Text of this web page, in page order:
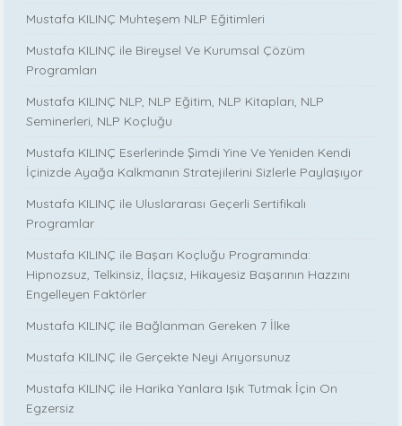
Mustafa KILINÇ Muhteşem NLP Eğitimleri
Mustafa KILINÇ ile Bireysel Ve Kurumsal Çözüm
Programları
Mustafa KILINÇ NLP, NLP Eğitim, NLP Kitapları, NLP
Seminerleri, NLP Koçluğu
Mustafa KILINÇ Eserlerinde Şimdi Yine Ve Yeniden Kendi
İçinizde Ayağa Kalkmanın Stratejilerini Sizlerle Paylaşıyor
Mustafa KILINÇ ile Uluslararası Geçerli Sertifikalı
Programlar
Mustafa KILINÇ ile Başarı Koçluğu Programında:
Hipnozsuz, Telkinsiz, İlaçsız, Hikayesiz Başarının Hazzını
Engelleyen Faktörler
Mustafa KILINÇ ile Bağlanman Gereken 7 İlke
Mustafa KILINÇ ile Gerçekte Neyi Arıyorsunuz
Mustafa KILINÇ ile Harika Yanlara Işık Tutmak İçin On
Egzersiz